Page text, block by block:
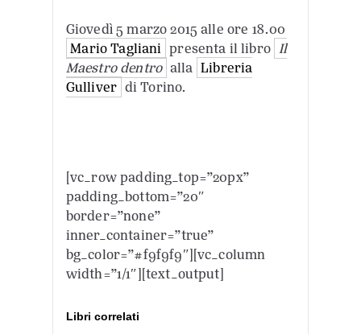
Giovedì 5 marzo 2015 alle ore 18.00
Mario Tagliani presenta il libro Il
Maestro dentro alla Libreria
Gulliver di Torino.
[vc_row padding_top=”20px”
padding_bottom=”20″
border=”none”
inner_container=”true”
bg_color=”#f9f9f9″][vc_column
width=”1/1″][text_output]
Libri correlati